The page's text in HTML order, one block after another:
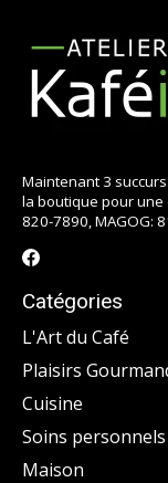
Maintenant 3
la boutique pour une
820-7890, MAGOG:
Catégories
L'Art du Café
Plaisirs
Cuisine
Soins personnels
Maison